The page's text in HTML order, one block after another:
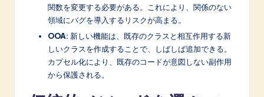
関数を変更する必要がある。これにより、関係のない
領域にバグを導入するリスクが高まる。
OOA: 新しい機能は、既存のクラスと相互作用する新
しいクラスを作成することで、しばしば追加できる。
カプセル化により、既存のコードが意図しない副作用
から保護される。